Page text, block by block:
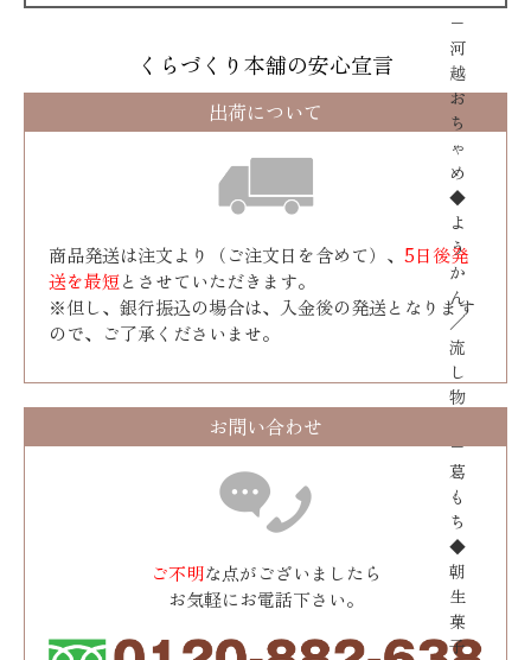
−
河
越
お
ち
ゃ
め
◆
よ
う
か
ん
／
流
し
物
−
葛
も
ち
◆
朝
生
菓
子
くらづくり本舗の安心宣言
出荷について
商品発送は注文より（ご注文日を含めて）、 5日後発
送を最短とさせていただきます。
※但し、銀行振込の場合は、入金後の発送となります
ので、ご了承くださいませ。
お問い合わせ
ご不明な点がございましたら
お気軽にお電話下さい。